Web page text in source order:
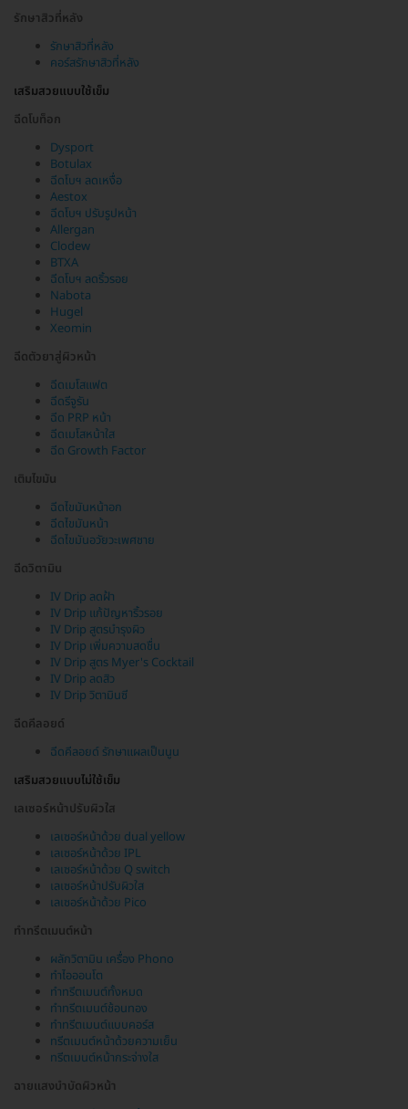
รักษาสิวที่หลัง
รักษาสิวที่หลัง
คอร์สรักษาสิวที่หลัง
เสริมสวยแบบใช้เข็ม
ฉีดโบท็อก
Dysport
Botulax
ฉีดโบฯ ลดเหงื่อ
Aestox
ฉีดโบฯ ปรับรูปหน้า
Allergan
Clodew
BTXA
ฉีดโบฯ ลดริ้วรอย
Nabota
Hugel
Xeomin
ฉีดตัวยาสู่ผิวหน้า
ฉีดเมโสแฟต
ฉีดรีจูรัน
ฉีด PRP หน้า
ฉีดเมโสหน้าใส
ฉีด Growth Factor
เติมไขมัน
ฉีดไขมันหน้าอก
ฉีดไขมันหน้า
ฉีดไขมันอวัยวะเพศชาย
ฉีดวิตามิน
IV Drip ลดฝ้า
IV Drip แก้ปัญหาริ้วรอย
IV Drip สูตรบำรุงผิว
IV Drip เพิ่มความสดชื่น
IV Drip สูตร Myer's Cocktail
IV Drip ลดสิว
IV Drip วิตามินซี
ฉีดคีลอยด์
ฉีดคีลอยด์ รักษาแผลเป็นนูน
เสริมสวยแบบไม่ใช้เข็ม
เลเซอร์หน้าปรับผิวใส
เลเซอร์หน้าด้วย dual yellow
เลเซอร์หน้าด้วย IPL
เลเซอร์หน้าด้วย Q switch
เลเซอร์หน้าปรับผิวใส
เลเซอร์หน้าด้วย Pico
ทำทรีตเมนต์หน้า
ผลักวิตามิน เครื่อง Phono
ทำไอออนโต
ทำทรีตเมนต์ทั้งหมด
ทำทรีตเมนต์ช้อนทอง
ทำทรีตเมนต์แบบคอร์ส
ทรีตเมนต์หน้าด้วยความเย็น
ทรีตเมนต์หน้ากระจ่างใส
ฉายแสงบำบัดผิวหน้า